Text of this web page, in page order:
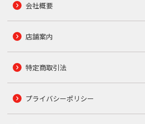
会社概要
店舗案内
特定商取引法
プライバシーポリシー